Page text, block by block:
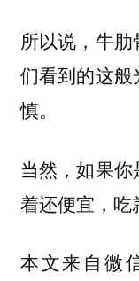
所以说，牛
们看到的这
慎。
当然，如果
着还便宜，吃
本文来自微